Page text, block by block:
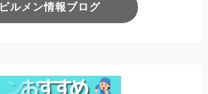
ビルメン情報ブログ